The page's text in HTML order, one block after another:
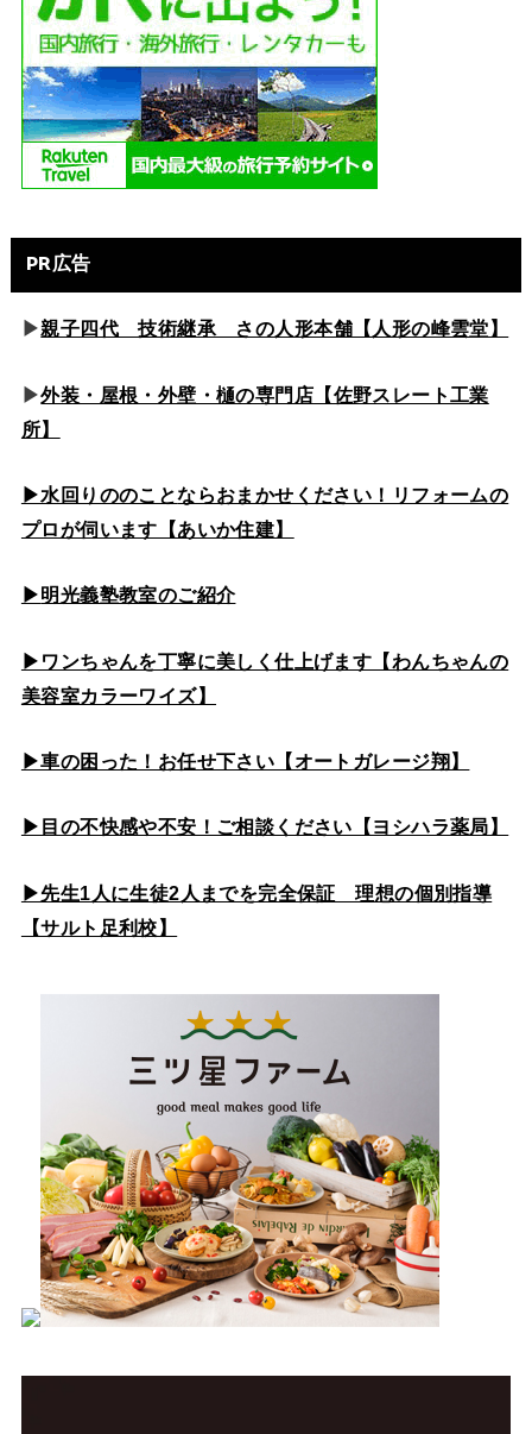
PR広告
▶親子四代 技術継承 さの人形本舗【人形の峰雲堂】
▶外装・屋根・外壁・樋の専門店【佐野スレート工業
所】
▶水回りののことならおまかせください！リフォームの
プロが伺います【あいか住建】
▶明光義塾教室のご紹介
▶ワンちゃんを丁寧に美しく仕上げます【わんちゃんの
美容室カラーワイズ】
▶車の困った！お任せ下さい【オートガレージ翔】
▶目の不快感や不安！ご相談ください【ヨシハラ薬局】
▶先生1人に生徒2人までを完全保証 理想の個別指導
【サルト足利校】